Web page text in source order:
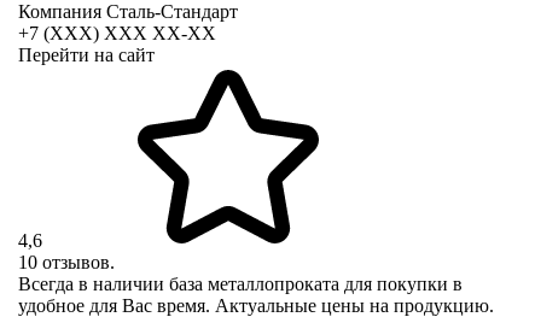
Компания Сталь-Стандарт
+7 (XXX) ХХХ ХХ-ХХ
Перейти на сайт
4,6
10 отзывов.
Всегда в наличии база металлопроката для покупки в
удобное для Вас время. Актуальные цены на продукцию.